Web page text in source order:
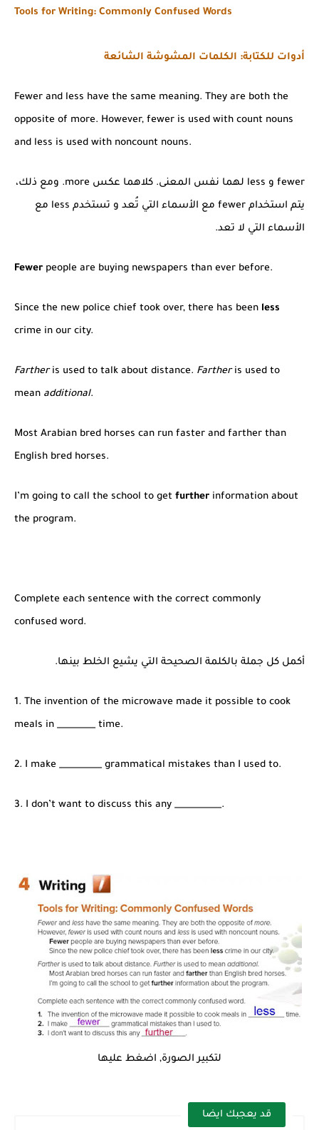
Tools for Writing: Commonly Confused Words
أدوات للكتابة: الكلمات المشوشة الشائعة
Fewer and less have the same meaning. They are both the
opposite of more. However, fewer is used with count nouns
and less is used with noncount nouns.
fewer و less لهما نفس المعنى. كلاهما عكس more. ومع ذلك،
يتم استخدام fewer مع الأسماء التي تُعد و تستخدم less مع
الأسماء التي لا تعد.
Fewerpeople are buying newspapers than ever before.
Since the new police chief took over, there has been less
crime in our city.
Fartheris used to talk about distance. Fartheris used to
mean additional.
Most Arabian bred horses can run faster and farther than
English bred horses.
I’m going to call the school to get further information about
the program.
Complete each sentence with the correct commonly
confused word.
أكمل كل جملة بالكلمة الصحيحة التي يشيع الخلط بينها.
1. The invention of the microwave made it possible to cook
meals in _________ time.
2. I make __________ grammatical mistakes than I used to.
3. I don’t want to discuss this any ___________.
لتكبير الصورة, اضغط عليها
قد يعجبك ايضا